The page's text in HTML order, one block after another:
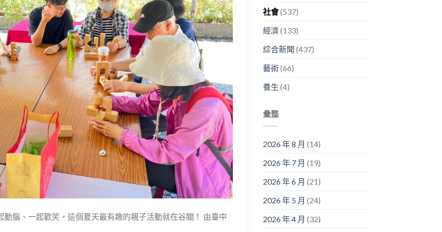
腦、一起歡笑，這個夏天最有趣的親子活動就在谷關！ 由臺中
社會(537)
經濟 (133)
綜合新聞 (437)
藝術(66)
養生 (4)
彙整
2026 年 8 月 (14)
2026 年 7 月 (19)
2026 年 6 月 (21)
2026 年 5 月 (24)
2026 年 4 月 (32)